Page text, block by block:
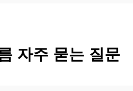
자주 묻는 질문